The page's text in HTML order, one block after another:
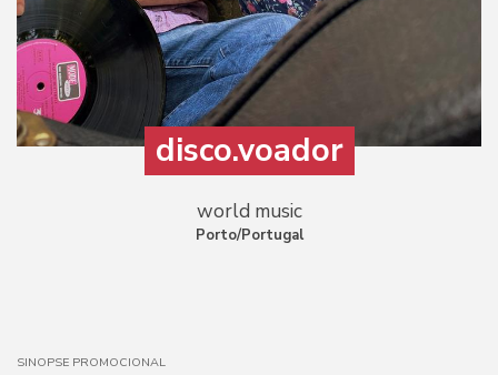
disco.voador
world music
Porto/Portugal
SINOPSE PROMOCIONAL